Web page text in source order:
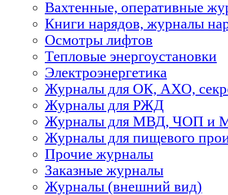
Вахтенные, оперативные
Книги нарядов, журналы
Осмотры лифтов
Тепловые энергоустановки
Электроэнергетика
Журналы для ОК, АХО,
Журналы для РЖД
Журналы для МВД, ЧОП и
Журналы для пищевого
Прочие журналы
Заказные журналы
Журналы (внешний вид)